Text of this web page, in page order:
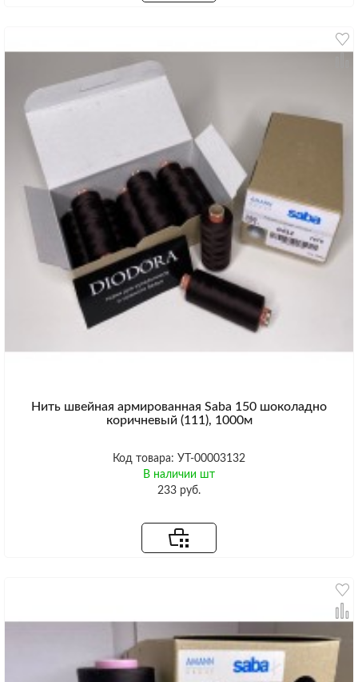
Нить швейная армированная Saba 150 шоколадно
коричневый (111), 1000м
Код товара: УТ-00003132
В наличии шт
233 руб.